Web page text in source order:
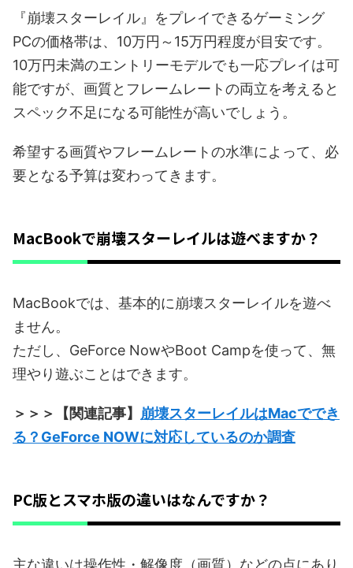
『崩壊スターレイル』をプレイできるゲーミング
PCの価格帯は、10万円～15万円程度が目安です。
10万円未満のエントリーモデルでも一応プレイは可
能ですが、画質とフレームレートの両立を考えると
スペック不足になる可能性が高いでしょう。
希望する画質やフレームレートの水準によって、必
要となる予算は変わってきます。
MacBookで崩壊スターレイルは遊べますか？
MacBookでは、基本的に崩壊スターレイルを遊べ
ません。
ただし、GeForce NowやBoot Campを使って、無
理やり遊ぶことはできます。
＞＞＞【関連記事】 崩壊スターレイルはMacででき
る？GeForce NOWに対応しているのか調査
PC版とスマホ版の違いはなんですか？
主な違いは操作性・解像度（画質）などの点にあり